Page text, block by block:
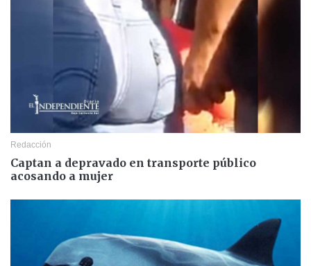
Redacción
Captan a depravado en transporte público
acosando a mujer